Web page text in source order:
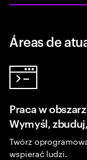
Áreas de
Praca w
Wymyśl,
Twórz
wspierać ludzi.